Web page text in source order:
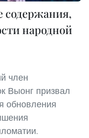
содержания,
народной
член
Выонг призвал
обновления